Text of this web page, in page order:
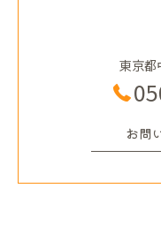
東京
お問